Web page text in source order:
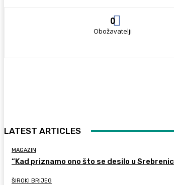
0
Obožavatelji
LATEST ARTICLES
MAGAZIN
“Kad priznamo ono što se desilo u
ŠIROKI BRIJEG